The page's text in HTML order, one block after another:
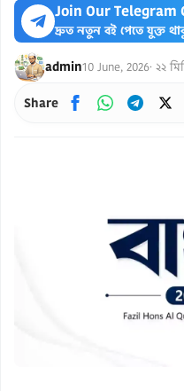
Join Our Telegram
দ্রুত নতুন বই পেতে যুক্ত
admin10 June, 2026· ২২
Share